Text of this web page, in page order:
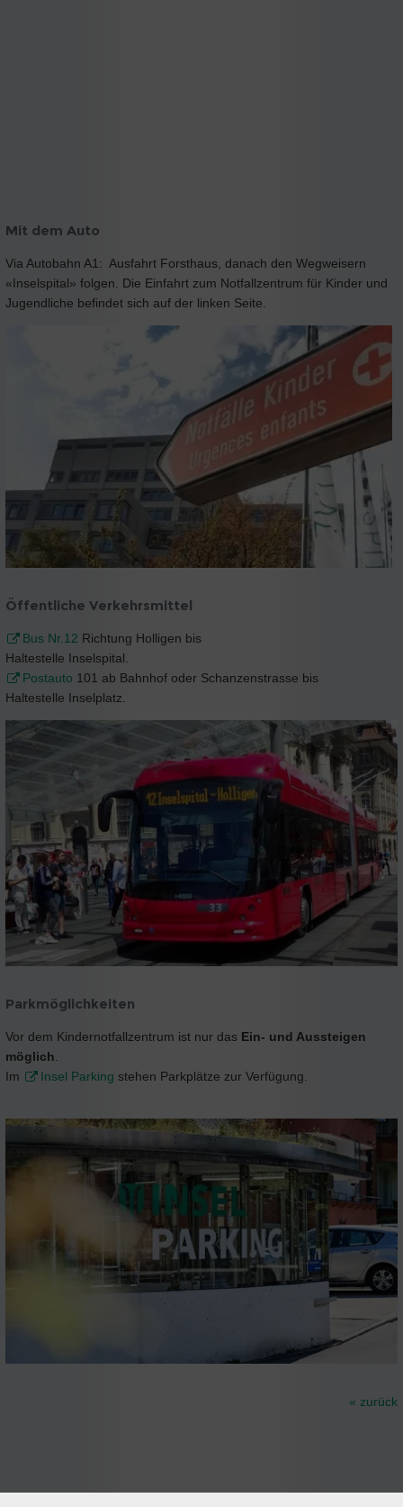
Mit dem Auto
Via Autobahn A1: Ausfahrt Forsthaus, danach den Wegweisern
«Inselspital» folgen. Die Einfahrt zum Notfallzentrum für Kinder und
Jugendliche befindet sich auf der linken Seite.
Öffentliche Verkehrsmittel
Bus Nr.12 Richtung Holligen bis
Haltestelle Inselspital.
Postauto 101 ab Bahnhof oder Schanzenstrasse bis
Haltestelle Inselplatz.
Parkmöglichkeiten
Vor dem Kindernotfallzentrum ist nur das Ein- und Aussteigen
möglich
Im
Insel Parking stehen Parkplätze zur Verfügung.
« zurück